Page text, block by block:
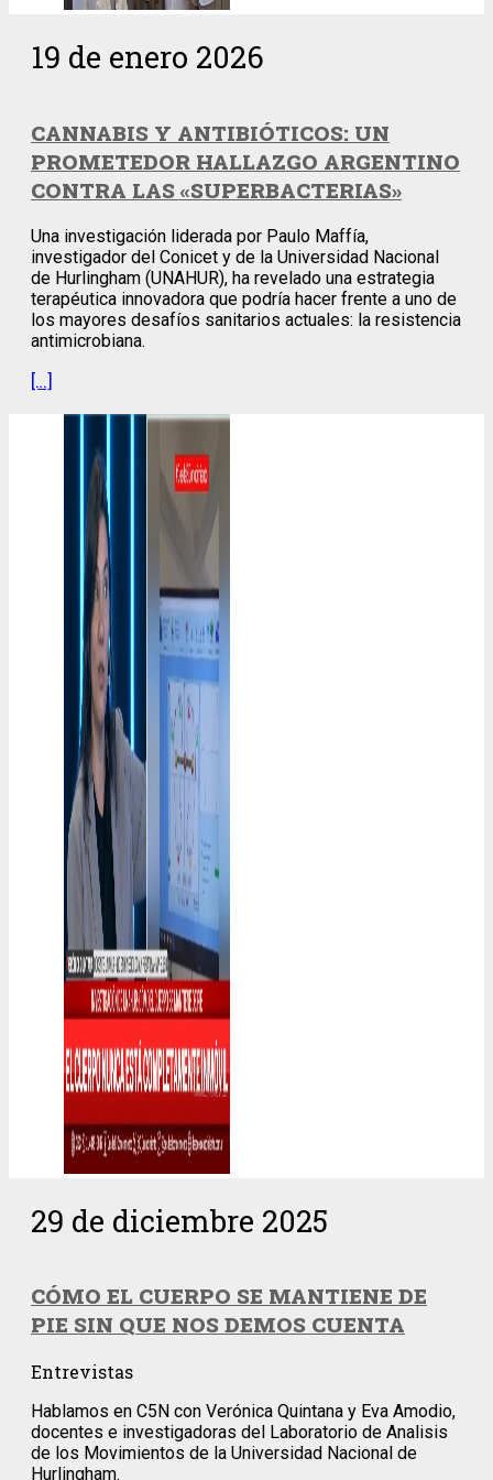
19 de enero 2026
CANNABIS Y ANTIBIÓTICOS: UN
PROMETEDOR HALLAZGO ARGENTINO
CONTRA LAS «SUPERBACTERIAS»
Una investigación liderada por Paulo Maffía,
investigador del Conicet y de la Universidad Nacional
de Hurlingham (UNAHUR), ha revelado una estrategia
terapéutica innovadora que podría hacer frente a uno de
los mayores desafíos sanitarios actuales: la resistencia
antimicrobiana.
[…]
29 de diciembre 2025
CÓMO EL CUERPO SE MANTIENE DE
PIE SIN QUE NOS DEMOS CUENTA
Entrevistas
Hablamos en C5N con Verónica Quintana y Eva Amodio,
docentes e investigadoras del Laboratorio de Analisis
de los Movimientos de la Universidad Nacional de
Hurlingham.